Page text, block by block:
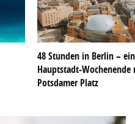
48 Stunden in Berlin –
Hauptstadt-
Potsdamer Platz